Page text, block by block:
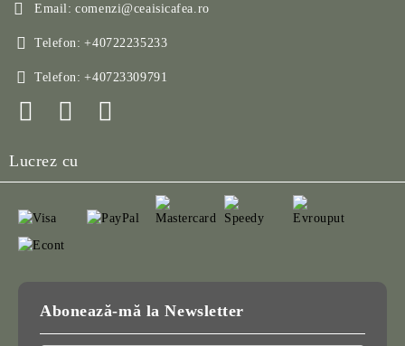
Email: comenzi@ceaisicafea.ro
Telefon: +40722235233
Telefon: +40723309791
Lucrez cu
Abonează-mă la Newsletter